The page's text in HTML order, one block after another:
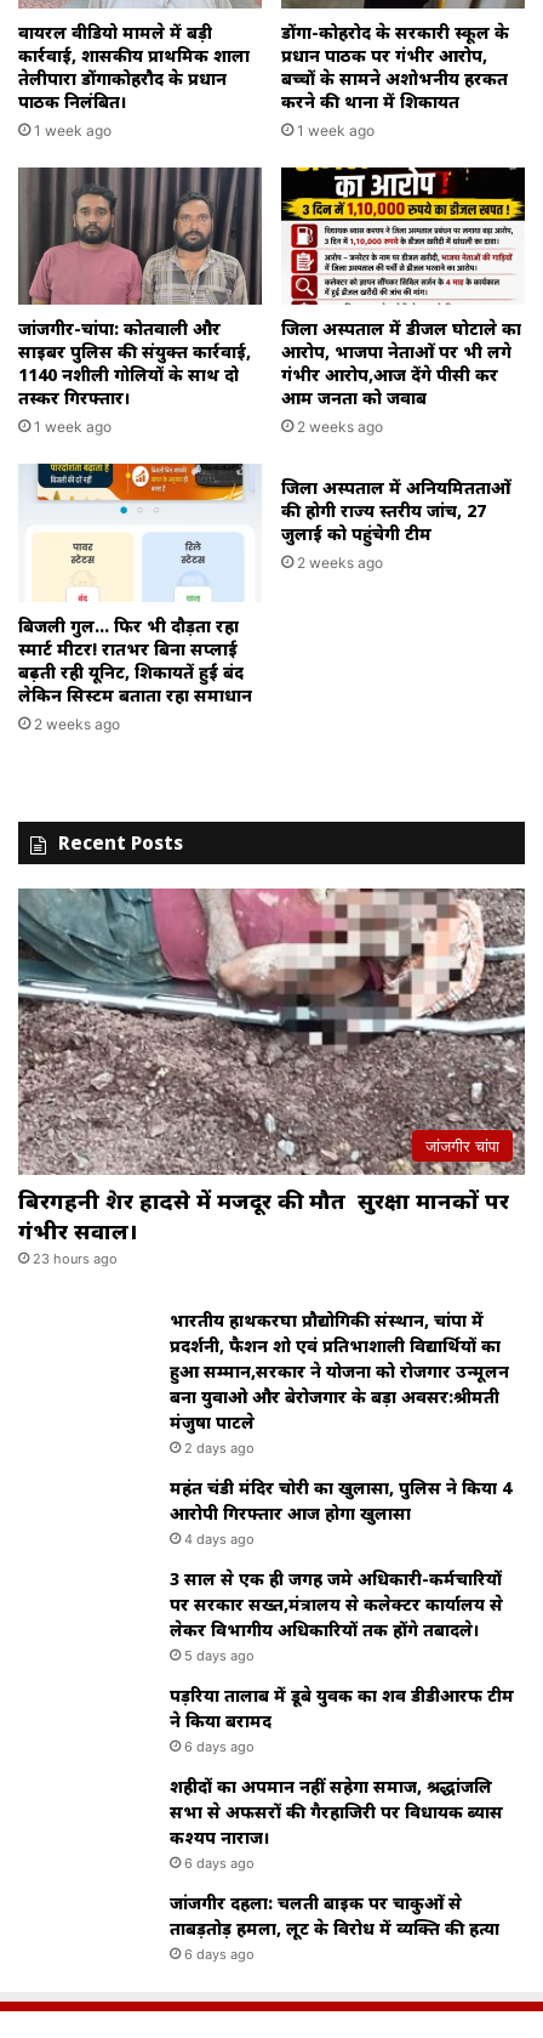
वायरल वीडियो मामले में बड़ी
कार्रवाई, शासकीय प्राथमिक शाला
तेलीपारा डोंगाकोहरौद के प्रधान
पाठक निलंबित।
1 week ago
डोंगा-कोहरोद के सरकारी स्कूल के
प्रधान पाठक पर गंभीर आरोप,
बच्चों के सामने अशोभनीय हरकत
करने की थाना में शिकायत
1 week ago
जांजगीर-चांपा: कोतवाली और
साइबर पुलिस की संयुक्त कार्रवाई,
1140 नशीली गोलियों के साथ दो
तस्कर गिरफ्तार।
1 week ago
जिला अस्पताल में डीजल घोटाले का
आरोप, भाजपा नेताओं पर भी लगे
गंभीर आरोप,आज देंगे पीसी कर
आम जनता को जवाब
2 weeks ago
बिजली गुल… फिर भी दौड़ता रहा
स्मार्ट मीटर! रातभर बिना सप्लाई
बढ़ती रही यूनिट, शिकायतें हुईं बंद
लेकिन सिस्टम बताता रहा समाधान
2 weeks ago
जिला अस्पताल में अनियमितताओं
की होगी राज्य स्तरीय जांच, 27
जुलाई को पहुंचेगी टीम
2 weeks ago
Recent Posts
जांजगीर चांपा
बिरगहनी क्रेशर हादसे में मजदूर की मौत सुरक्षा मानकों पर
गंभीर सवाल।
23 hours ago
भारतीय हाथकरघा प्रौद्योगिकी संस्थान, चांपा में
प्रदर्शनी, फैशन शो एवं प्रतिभाशाली विद्यार्थियों का
हुआ सम्मान,सरकार ने योजना को रोजगार उन्मूलन
बना युवाओ और बेरोजगार के बड़ा अवसर:श्रीमती
मंजुषा पाटले
2 days ago
महंत चंडी मंदिर चोरी का खुलासा, पुलिस ने किया 4
आरोपी गिरफ्तार आज होगा खुलासा
4 days ago
3 साल से एक ही जगह जमे अधिकारी-कर्मचारियों
पर सरकार सख्त,मंत्रालय से कलेक्टर कार्यालय से
लेकर विभागीय अधिकारियों तक होंगे तबादले।
5 days ago
पड़रिया तालाब में डूबे युवक का शव डीडीआरफ टीम
ने किया बरामद
6 days ago
शहीदों का अपमान नहीं सहेगा समाज, श्रद्धांजलि
सभा से अफसरों की गैरहाजिरी पर विधायक ब्यास
कश्यप नाराज।
6 days ago
जांजगीर दहला: चलती बाइक पर चाकुओं से
ताबड़तोड़ हमला, लूट के विरोध में व्यक्ति की हत्या
6 days ago